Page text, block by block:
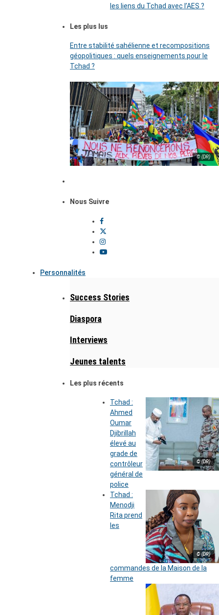
les liens du Tchad avec l’AES ?
Les plus lus
Entre stabilité sahélienne et recompositions
géopolitiques : quels enseignements pour le
Tchad ?
© (DR)
Nous Suivre
Personnalités
Success Stories
Diaspora
Interviews
Jeunes talents
Les plus récents
© (DR)
Tchad :
Ahmed
Oumar
Djibrillah
élevé au
grade de
contrôleur
général de
police
© (DR)
Tchad :
Menodji
Rita prend
les
commandes de la Maison de la
femme